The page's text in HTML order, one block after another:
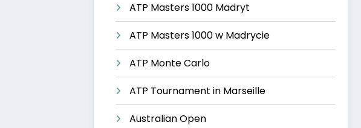
ATP Masters 1000 Madryt
ATP Masters 1000 w Madrycie
ATP Monte Carlo
ATP Tournament in Marseille
Australian Open